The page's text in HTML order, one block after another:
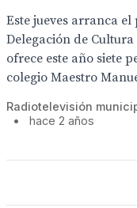
Este jueves arranca el
Delegación de
ofrece este año siete
colegio Maestro
Radiotelevisión
•
hace 2 años